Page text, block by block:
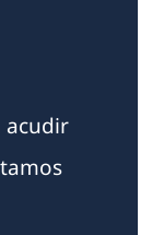
acudir